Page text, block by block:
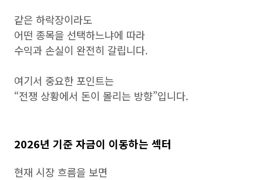
같은 하락장이라도
어떤 종목을 선택하느냐에 따라
수익과 손실이 완전히 갈립니다.
여기서 중요한 포인트는
“전쟁 상황에서 돈이 몰리는 방향”입니다.
2026년 기준 자금이 이동하는 섹터
현재 시장 흐름을 보면